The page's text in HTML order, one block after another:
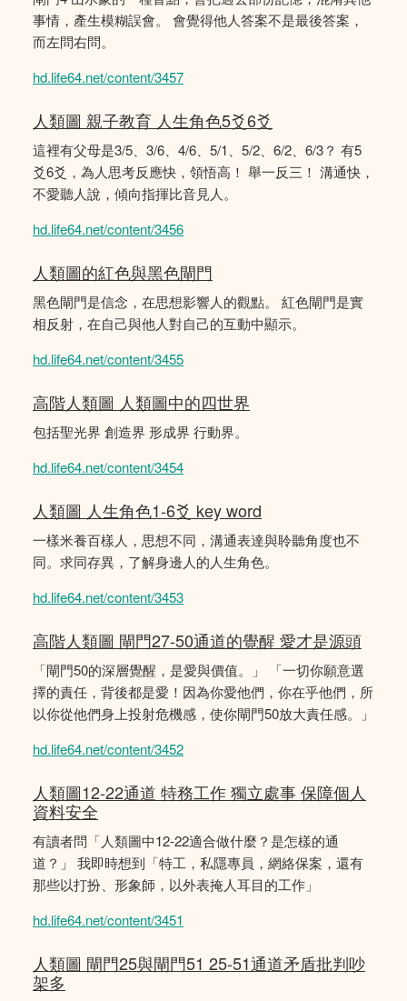
事情，產生模糊誤會。 會覺得他人答案不是最後答案，
而左問右問。
hd.life64.net/content/3457
人類圖 親子教育 人生角色5爻6爻
這裡有父母是3/5、3/6、4/6、5/1、5/2、6/2、6/3？ 有5
爻6爻，為人思考反應快，領悟高！ 舉一反三！ 溝通快，
不愛聽人說，傾向指揮比音見人。
hd.life64.net/content/3456
人類圖的紅色與黑色閘門
黑色閘門是信念，在思想影響人的觀點。 紅色閘門是實
相反射，在自己與他人對自己的互動中顯示。
hd.life64.net/content/3455
高階人類圖 人類圖中的四世界
包括聖光界 創造界 形成界 行動界。
hd.life64.net/content/3454
人類圖 人生角色1-6爻 key word
一樣米養百樣人，思想不同，溝通表達與聆聽角度也不
同。求同存異，了解身邊人的人生角色。
hd.life64.net/content/3453
高階人類圖 閘門27-50通道的覺醒 愛才是源頭
「閘門50的深層覺醒，是愛與價值。」 「一切你願意選
擇的責任，背後都是愛！因為你愛他們，你在乎他們，所
以你從他們身上投射危機感，使你閘門50放大責任感。」
hd.life64.net/content/3452
人類圖12-22通道 特務工作 獨立處事 保障個人
資料安全
有讀者問「人類圖中12-22適合做什麼？是怎樣的通
道？」 我即時想到「特工，私隱專員，網絡保案，還有
那些以打扮、形象師，以外表掩人耳目的工作」
hd.life64.net/content/3451
人類圖 閘門25與閘門51 25-51通道矛盾批判吵
架多